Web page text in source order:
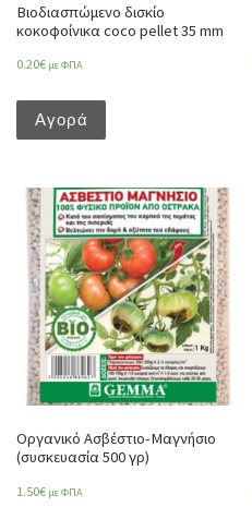
Βιοδιασπώμενο δισκίο
κοκοφοίνικα coco pellet 35 mm
0.20€ με ΦΠΑ
Αγορά
Οργανικό Ασβέστιο-Μαγνήσιο
(συσκευασία 500 γρ)
1.50€ με ΦΠΑ